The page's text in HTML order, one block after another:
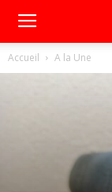
Accueil A la Une